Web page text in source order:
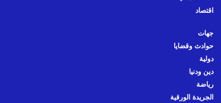
اقتصاد
جهات
حوادث وقضايا
دولية
دين ودنيا
رياضة
الجريدة الورقية